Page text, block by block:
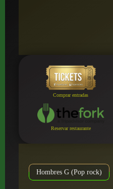
Comprar entradas
Reservar restaurante
Hombres G (Pop rock)